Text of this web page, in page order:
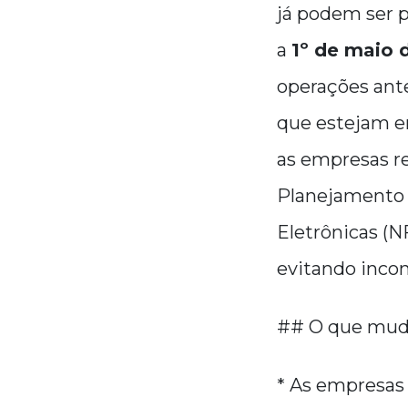
já podem ser
a 1º de maio
operações
que estejam
as empresas
Planejamento
Eletrônicas
evitando
## O que
* As